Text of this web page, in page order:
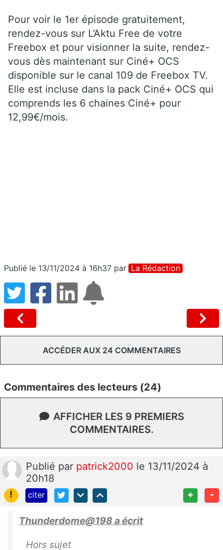
Pour voir le 1er épisode gratuitement,
rendez-vous sur L’Aktu Free de votre
Freebox et pour visionner la suite, rendez-
vous dès maintenant sur Ciné+ OCS
disponible sur le canal 109 de Freebox TV.
Elle est incluse dans la pack Ciné+ OCS qui
comprends les 6 chaines Ciné+ pour
12,99€/mois.
Publié le 13/11/2024 à 16h37 par La Rédaction
ACCÉDER AUX 24 COMMENTAIRES
Commentaires des lecteurs (24)
AFFICHER LES 9 PREMIERS
COMMENTAIRES.
Publié par patrick2000 le 13/11/2024 à
20h18
!
citer + -
Thunderdome@198 a écrit
Hors sujet